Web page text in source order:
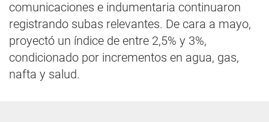
comunicaciones e indumentaria continuaron
registrando subas relevantes. De cara a mayo,
proyectó un índice de entre 2,5% y 3%,
condicionado por incrementos en agua, gas,
nafta y salud.